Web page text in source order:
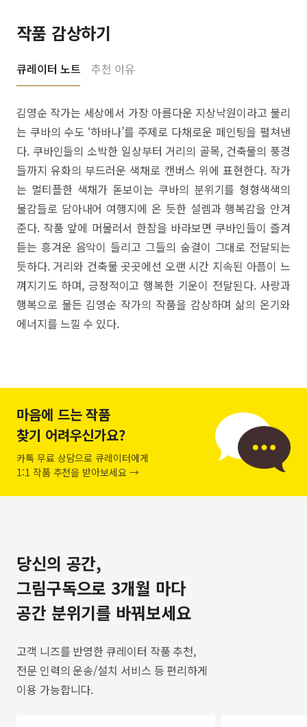
작품 감상하기
큐레이터 노트 추천 이유
김영순 작가는 세상에서 가장 아름다운 지상낙원이라고 불리
는 쿠바의 수도 ‘하바나’를 주제로 다채로운 페인팅을 펼쳐낸
다. 쿠바인들의 소박한 일상부터 거리의 골목, 건축물의 풍경
들까지 유화의 부드러운 색채로 캔버스 위에 표현한다. 작가
는 멀티플한 색채가 돋보이는 쿠바의 분위기를 형형색색의
물감들로 담아내어 여행지에 온 듯한 설렘과 행복감을 안겨
준다. 작품 앞에 머물러서 한참을 바라보면 쿠바인들이 즐겨
듣는 흥겨운 음악이 들리고 그들의 숨결이 그대로 전달되는
듯하다. 거리와 건축물 곳곳에선 오랜 시간 지속된 아픔이 느
껴지기도 하며, 긍정적이고 행복한 기운이 전달된다. 사랑과
행복으로 물든 김영순 작가의 작품을 감상하며 삶의 온기와
에너지를 느낄 수 있다.
마음에 드는 작품
찾기 어려우신가요?
카톡 무료 상담으로 큐레이터에게
1:1 작품 추천을 받아보세요 →
당신의 공간,
그림구독으로 3개월 마다
공간 분위기를 바꿔보세요
고객 니즈를 반영한 큐레이터 작품 추천,
전문 인력의 운송/설치 서비스 등 편리하게
이용 가능합니다.